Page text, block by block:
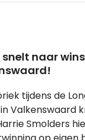
naar
tijdens de
Valkenswaard
Smolders